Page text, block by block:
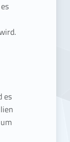
es